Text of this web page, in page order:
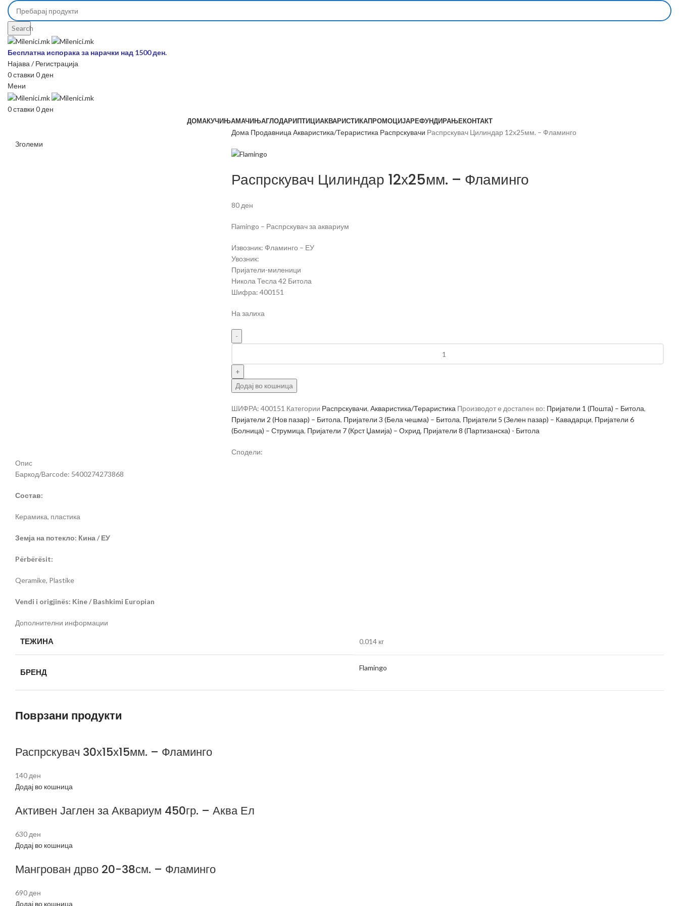
Search
Бесплатна испорака за нарачки над 1500 ден.
Најава / Регистрација
0ставки 0ден
Мени
0ставки 0 ден
ДОМАКУЧИЊАМАЧИЊАГЛОДАРИПТИЦИАКВАРИСТИКАПРОМОЦИЈАРЕФУНДИРАЊЕКОНТАКТ
Зголеми
Дома Продавница Акваристика/Тераристика Распрскувачи Распрскувач Цилиндар 12х25мм. – Фламинго
Распрскувач Цилиндар 12х25мм. – Фламинго
80 ден
Flamingo – Распрскувач за аквариум
Извозник: Фламинго – ЕУ
Увозник:
Пријатели-миленици
Никола Тесла 42 Битола
Шифра: 400151
На залиха
Додај во кошница
ШИФРА: 400151 Категории Распрскувачи, Акваристика/Тераристика Производот е достапен во: Пријатели 1 (Пошта) – Битола,
Пријатели 2 (Нов пазар) – Битола, Пријатели 3 (Бела чешма) – Битола, Пријатели 5 (Зелен пазар) – Кавадарци, Пријатели 6
(Болница) – Струмица, Пријатели 7 (Крст Џамија) – Охрид, Пријатели 8 (Партизанска) - Битола
Сподели:
Опис
Баркод/Barcode: 5400274273868
Состав:
Керамика, пластика
Земја на потекло: Кина / ЕУ
Përbërësit:
Qeramike, Plastike
Vendi i origjinës: Kine / Bashkimi Europian
Дополнителни информации
ТЕЖИНА 0.014 кг
БРЕНД Flamingo
Поврзани продукти
Распрскувач 30х15х15мм. – Фламинго
140 ден
Додај во кошница
Активен Јаглен за Аквариум 450гр. – Аква Ел
630 ден
Додај во кошница
Мангрован дрво 20-38см. – Фламинго
690 ден
Додај во кошница